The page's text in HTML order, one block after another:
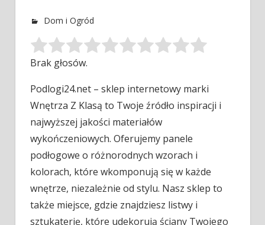
Dom i Ogród
Brak głosów.
Podlogi24.net – sklep internetowy marki
Wnętrza Z Klasą to Twoje źródło inspiracji i
najwyższej jakości materiałów
wykończeniowych. Oferujemy panele
podłogowe o różnorodnych wzorach i
kolorach, które wkomponują się w każde
wnętrze, niezależnie od stylu. Nasz sklep to
także miejsce, gdzie znajdziesz listwy i
sztukaterię, które udekorują ściany Twojego